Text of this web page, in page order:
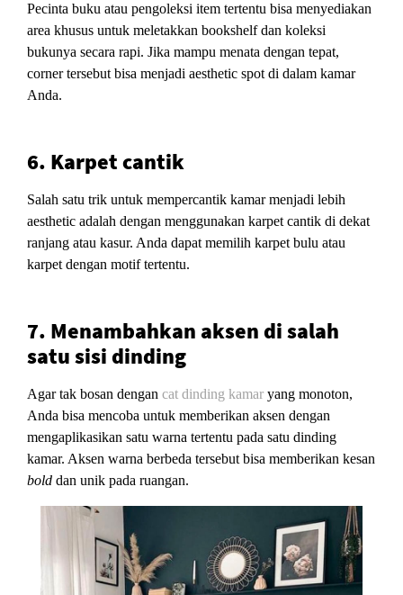
Pecinta buku atau pengoleksi item tertentu bisa menyediakan
area khusus untuk meletakkan bookshelf dan koleksi
bukunya secara rapi. Jika mampu menata dengan tepat,
corner tersebut bisa menjadi aesthetic spot di dalam kamar
Anda.
6. Karpet cantik
Salah satu trik untuk mempercantik kamar menjadi lebih
aesthetic adalah dengan menggunakan karpet cantik di dekat
ranjang atau kasur. Anda dapat memilih karpet bulu atau
karpet dengan motif tertentu.
7. Menambahkan aksen di salah
satu sisi dinding
Agar tak bosan dengan cat dinding kamar yang monoton,
Anda bisa mencoba untuk memberikan aksen dengan
mengaplikasikan satu warna tertentu pada satu dinding
kamar. Aksen warna berbeda tersebut bisa memberikan kesan
bold dan unik pada ruangan.